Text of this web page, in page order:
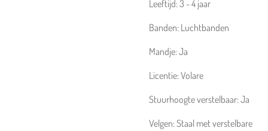
Leeftijd:3 - 4 jaar
Banden: Luchtbanden
Mandje:Ja
Licentie:Volare
Stuurhoogte verstelbaar:Ja
Velgen:Staal met verstelbare